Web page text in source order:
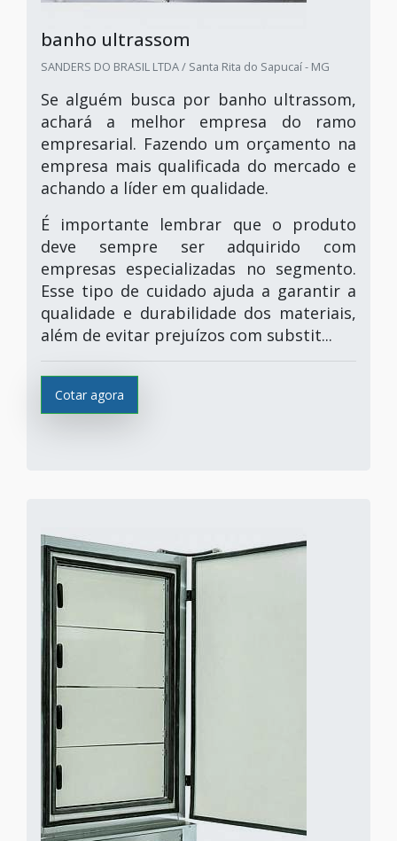
banho ultrassom
SANDERS DO BRASIL LTDA / Santa Rita do Sapucaí - MG
Se alguém busca por banho ultrassom,
achará a melhor empresa do ramo
empresarial. Fazendo um orçamento na
empresa mais qualificada do mercado e
achando a líder em qualidade.
É importante lembrar que o produto
deve sempre ser adquirido com
empresas especializadas no segmento.
Esse tipo de cuidado ajuda a garantir a
qualidade e durabilidade dos materiais,
além de evitar prejuízos com substit...
Cotar agora